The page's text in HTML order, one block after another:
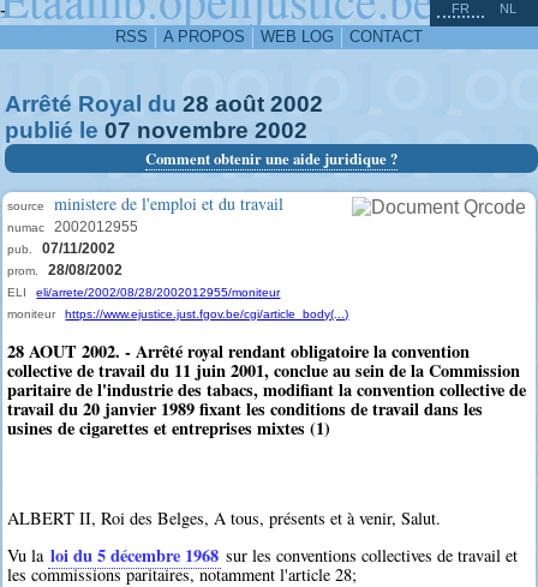
-
RSS A PROPOS WEB LOG CONTACT
FR NL
Arrêté Royal du 28 août 2002
publié le 07 novembre 2002
Comment obtenir une aide juridique ?
source ministere de l'emploi et du travail
numac 2002012955
pub. 07/11/2002
prom. 28/08/2002
ELI
eli/arrete/2002/08/28/2002012955/moniteur
moniteur
https://www.ejustice.just.fgov.be/cgi/article_body(...)
28 AOUT 2002. - Arrêté royal rendant obligatoire la convention
collective de travail du 11 juin 2001, conclue au sein de la Commission
paritaire de l'industrie des tabacs, modifiant la convention collective de
travail du 20 janvier 1989 fixant les conditions de travail dans les
usines de cigarettes et entreprises mixtes (1)
ALBERT II, Roi des Belges, A tous, présents et à venir, Salut.
Vu la loi du 5 décembre 1968 sur les conventions collectives de travail et
les commissions paritaires, notamment l'article 28;
^